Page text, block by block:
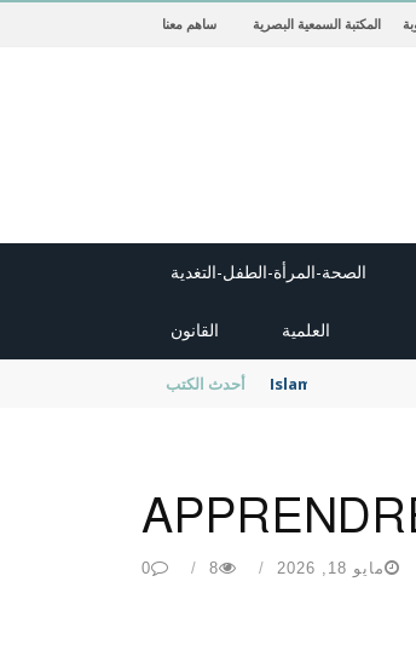
المكتبة السمعية البصرية ساهم معنا
الصحة-المرأة-الطفل-التغدية
العلمية القانون
أحدث الكتب Islam Civilisation
مايو 18, 2026 8
0